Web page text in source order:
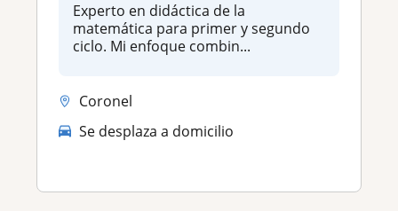
Experto en didáctica de la
matemática para primer y segundo
ciclo. Mi enfoque combin...
Coronel
Se desplaza a domicilio